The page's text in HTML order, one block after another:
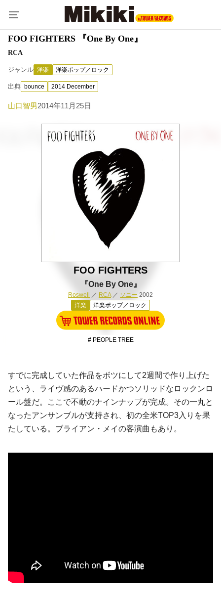
FOO FIGHTERS 『One By One』
RCA
ジャンル 洋楽 洋楽ポップ／ロック
出典 bounce 2014 December
山口智男2014年11月25日
FOO FIGHTERS
『One By One』
Roswell ／ RCA／ ソニー 2002
洋楽
洋楽ポップ／ロック
# PEOPLE TREE
すでに完成していた作品をボツにして2週間で作り上げた
という、ライヴ感のあるハードかつソリッドな ロックンロ
ール盤だ。ここで不動のナインナップが完成。その一丸と
なったアンサンブルが支持され、初の全米TOP3入りを果
たしている。 ブライアン・メイの客演曲もあり。